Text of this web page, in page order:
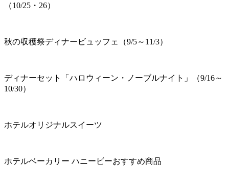
（10/25・26）
秋の収穫祭ディナービュッフェ（9/5～11/3）
ディナーセット「ハロウィーン・ノーブルナイト」（9/16～
10/30）
ホテルオリジナルスイーツ
ホテルベーカリー ハニービーおすすめ商品